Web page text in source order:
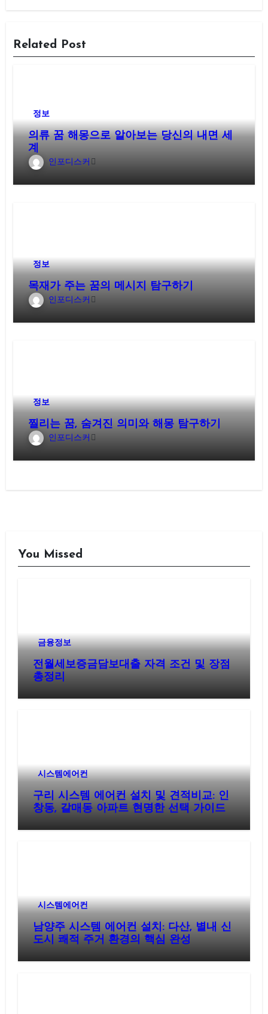
Related Post
정보
의류 꿈 해몽으로 알아보는 당신의 내면 세
계
인포디스커
정보
목재가 주는 꿈의 메시지 탐구하기
인포디스커
정보
찔리는 꿈, 숨겨진 의미와 해몽 탐구하기
인포디스커
You Missed
금융정보
전월세보증금담보대출 자격 조건 및 장점
총정리
시스템에어컨
구리 시스템 에어컨 설치 및 견적비교: 인
창동, 갈매동 아파트 현명한 선택 가이드
시스템에어컨
남양주 시스템 에어컨 설치: 다산, 별내 신
도시 쾌적 주거 환경의 핵심 완성